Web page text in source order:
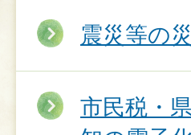
震災等の
市民税・